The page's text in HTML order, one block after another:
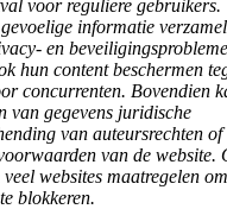
voor reguliere gebruikers.
informatie
en
hun content beschermen
concurrenten. Bovendien
van gegevens juridische
van auteursrechten of
van de website.
websites maatregelen
blokkeren.